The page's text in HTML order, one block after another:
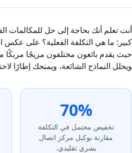
ويحلل النماذج الشائعة، ويمنحك إطارًا
70%
تخفيض محتمل في التكلفة
مقارنة بوكيل مركز اتصال
بشري تقليدي.